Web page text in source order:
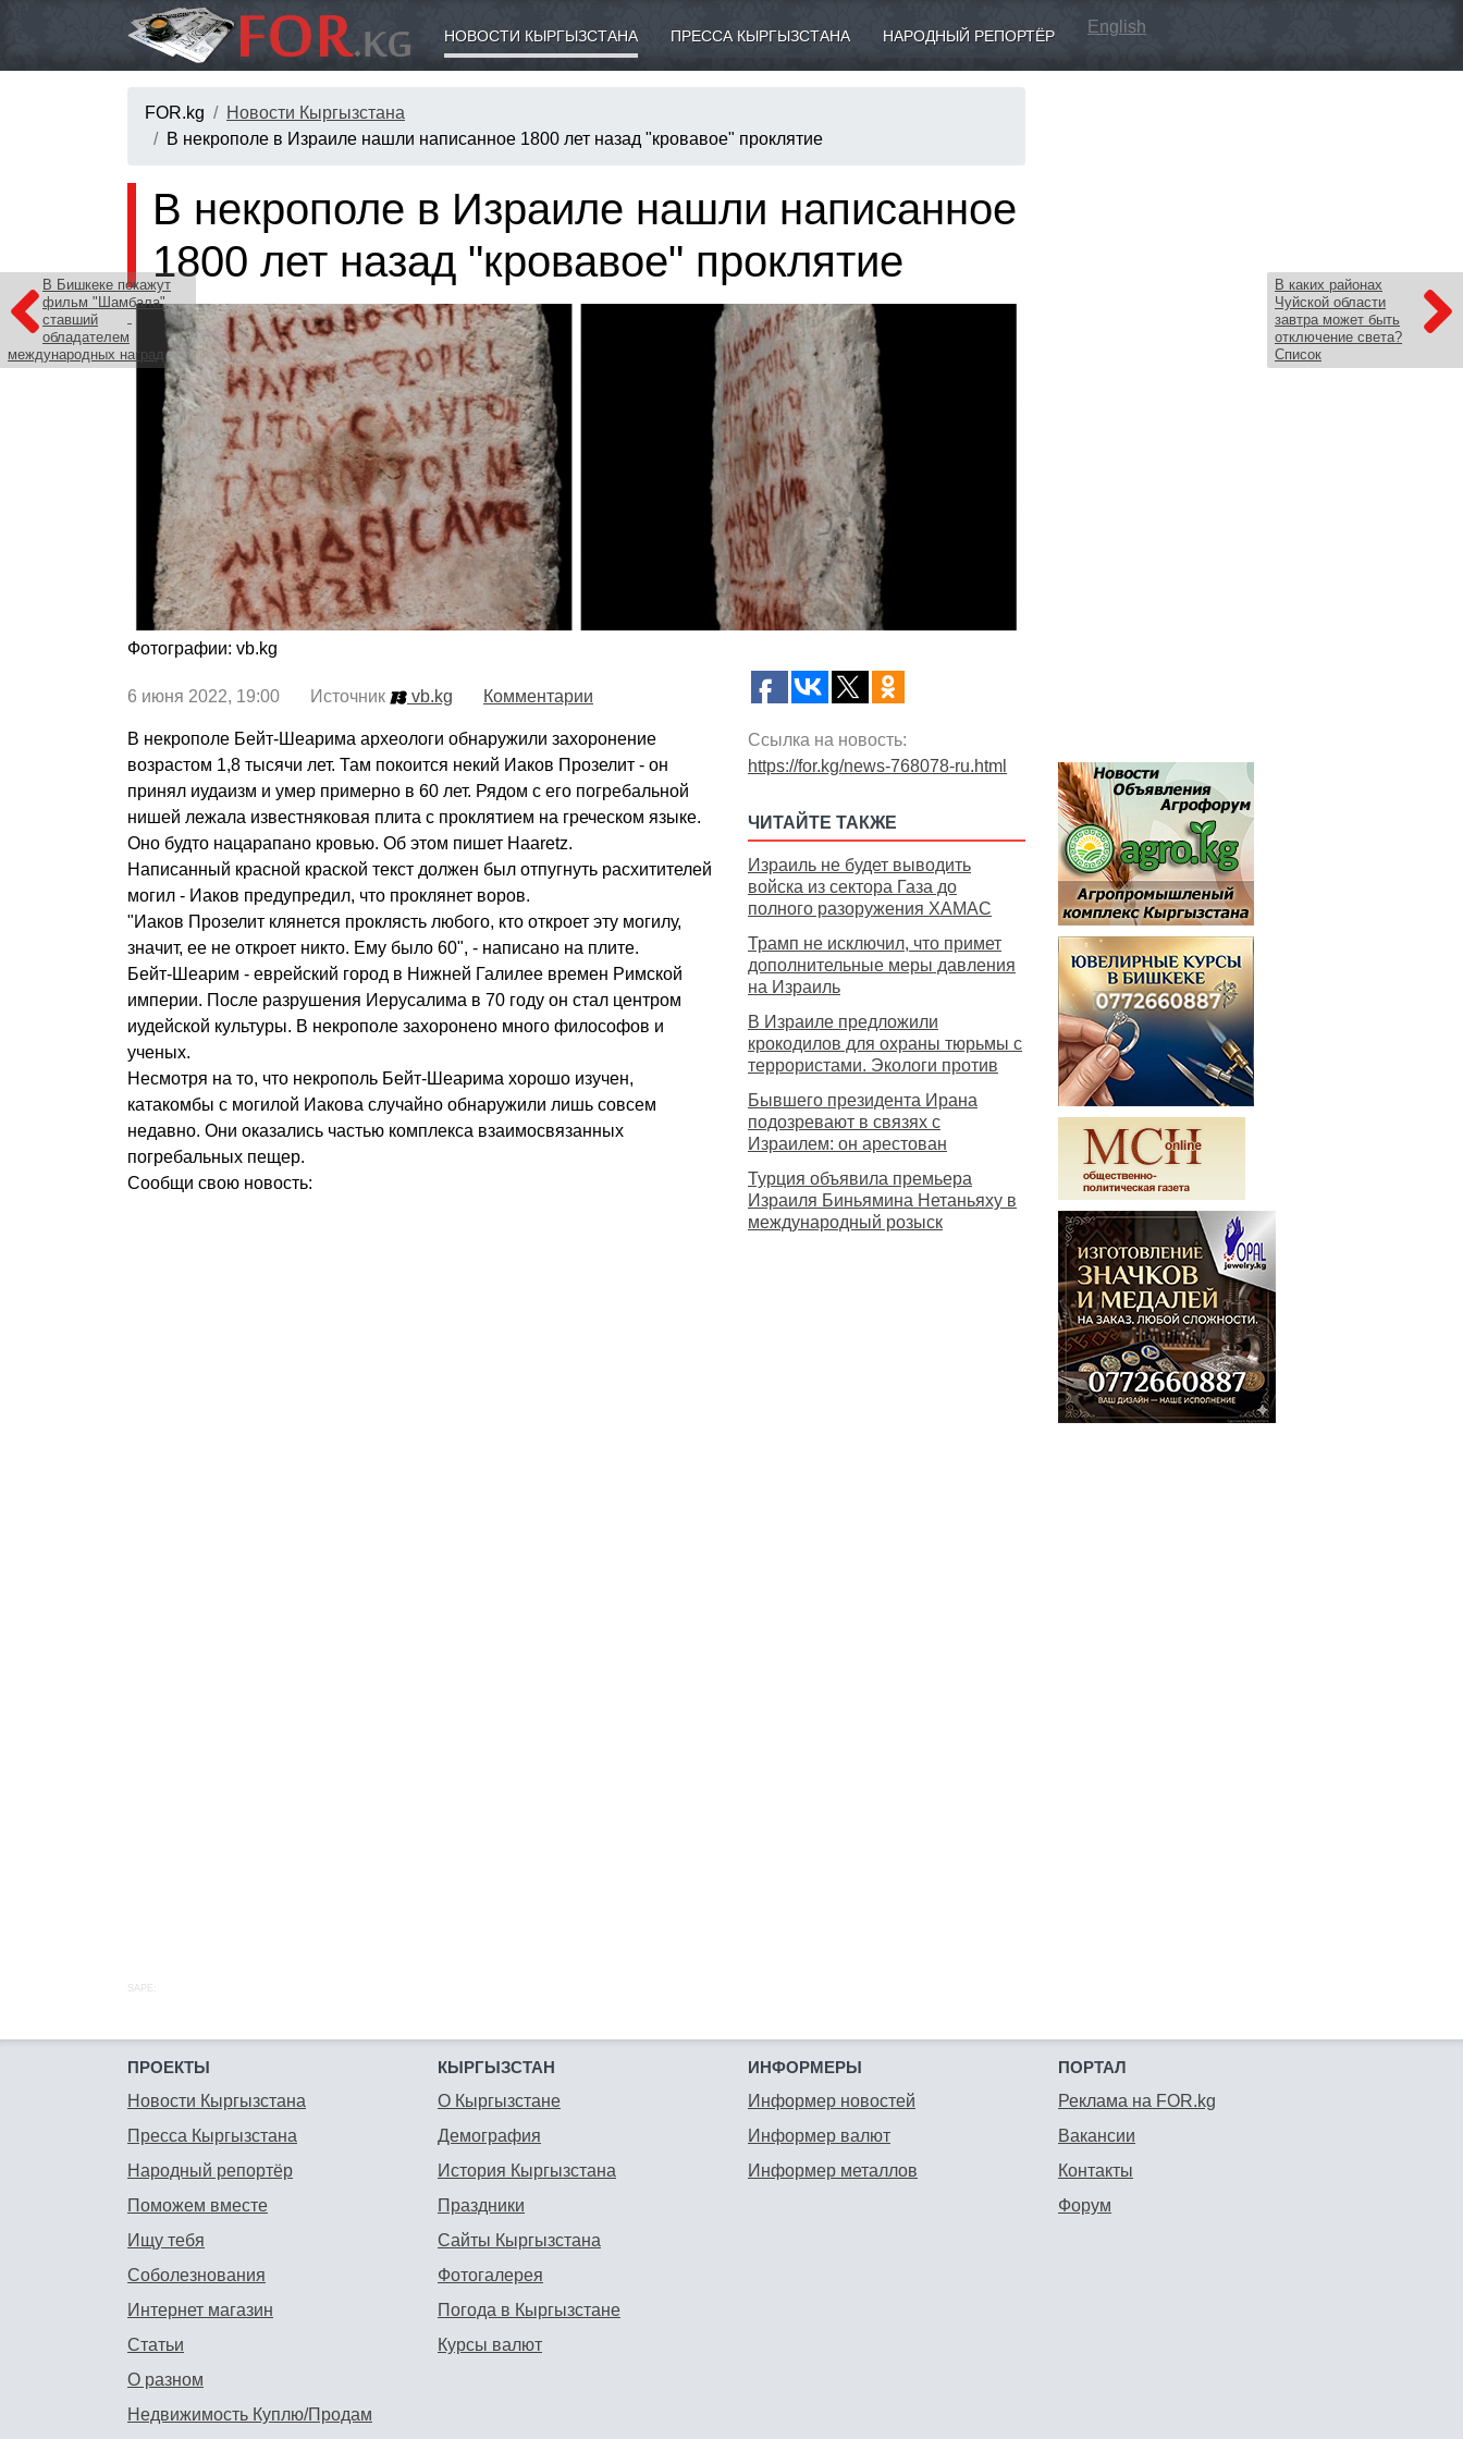
НОВОСТИ КЫРГЫЗСТАНА ПРЕССА КЫРГЫЗСТАНА НАРОДНЫЙ РЕПОРТЁР English
FOR.kg
Новости Кыргызстана
В некрополе в Израиле нашли написанное 1800 лет назад "кровавое" проклятие
В Бишкеке покажут
фильм "Шамбала",
ставший
обладателем
международных наград
В каких районах
Чуйской области
завтра может быть
отключение света?
Список
В некрополе в Израиле нашли написанное
1800 лет назад "кровавое" проклятие
Фотографии: vb.kg
6 июня 2022, 19:00 Источник vb.kg Комментарии
В некрополе Бейт-Шеарима археологи обнаружили захоронение
возрастом 1,8 тысячи лет. Там покоится некий Иаков Прозелит - он
принял иудаизм и умер примерно в 60 лет. Рядом с его погребальной
нишей лежала известняковая плита с проклятием на греческом языке.
Оно будто нацарапано кровью. Об этом пишет Haaretz.
Написанный красной краской текст должен был отпугнуть расхитителей
могил - Иаков предупредил, что проклянет воров.
"Иаков Прозелит клянется проклясть любого, кто откроет эту могилу,
значит, ее не откроет никто. Ему было 60", - написано на плите.
Бейт-Шеарим - еврейский город в Нижней Галилее времен Римской
империи. После разрушения Иерусалима в 70 году он стал центром
иудейской культуры. В некрополе захоронено много философов и
ученых.
Несмотря на то, что некрополь Бейт-Шеарима хорошо изучен,
катакомбы с могилой Иакова случайно обнаружили лишь совсем
недавно. Они оказались частью комплекса взаимосвязанных
погребальных пещер.
Сообщи свою новость:
Ссылка на новость:
https://for.kg/news-768078-ru.html
ЧИТАЙТЕ ТАКЖЕ
Израиль не будет выводить
войска из сектора Газа до
полного разоружения ХАМАС
Трамп не исключил, что примет
дополнительные меры давления
на Израиль
В Израиле предложили
крокодилов для охраны тюрьмы с
террористами. Экологи против
Бывшего президента Ирана
подозревают в связях с
Израилем: он арестован
Турция объявила премьера
Израиля Биньямина Нетаньяху в
международный розыск
SAPE:
ПРОЕКТЫ
Новости Кыргызстана
Пресса Кыргызстана
Народный репортёр
Поможем вместе
Ищу тебя
Соболезнования
Интернет магазин
Статьи
О разном
Недвижимость Куплю/Продам
КЫРГЫЗСТАН
О Кыргызстане
Демография
История Кыргызстана
Праздники
Сайты Кыргызстана
Фотогалерея
Погода в Кыргызстане
Курсы валют
ИНФОРМЕРЫ
Информер новостей
Информер валют
Информер металлов
ПОРТАЛ
Реклама на FOR.kg
Вакансии
Контакты
Форум